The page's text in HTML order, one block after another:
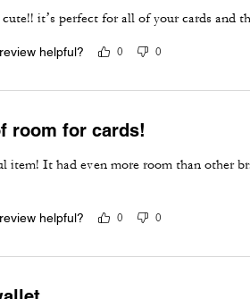
cute!! it’s perfect for all of your cards and
helpful? 0 0
room for cards!
item! It had even more room than other
helpful? 0 0